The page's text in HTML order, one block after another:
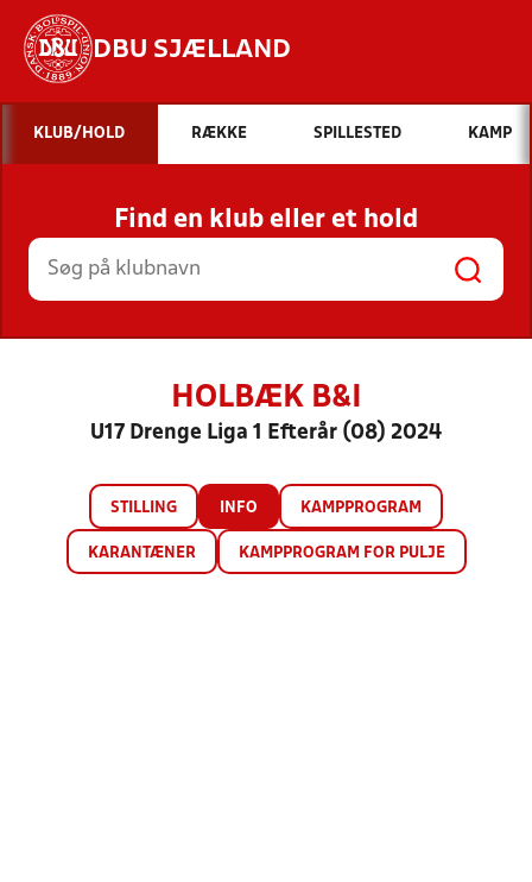
DBU SJÆLLAND
Hvad vil du søge efter?
INDHOLD OG NYHEDER
STILLINGER, RESULTATER, KLUBBER OG
HOLD
KLUB/HOLD RÆKKE SPILLESTED KAMP
Find en klub eller et hold
HOLBÆK B&I
U17 Drenge Liga 1 Efterår (08) 2024
STILLING INFO KAMPPROGRAM
KARANTÆNER KAMPPROGRAM FOR PULJE